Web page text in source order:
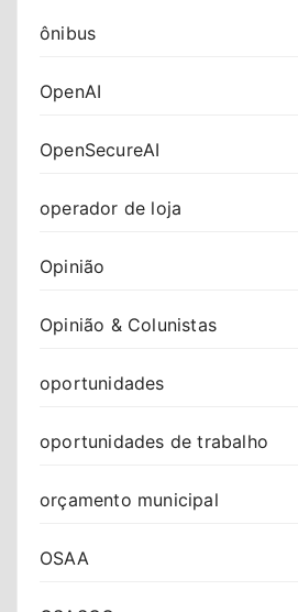
ônibus
OpenAI
OpenSecureAI
operador de loja
Opinião
Opinião & Colunistas
oportunidades
oportunidades de trabalho
orçamento municipal
OSAA